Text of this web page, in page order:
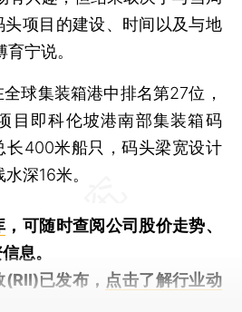
项目的建设、时间以及与地
宁说。
集装箱港中排名第27位，
目即科伦坡港南部集装箱码
长400米船只，码头梁宽设计
深16米。
，可随时查阅公司股价走势、
息。
已发布， 点击了解行业动